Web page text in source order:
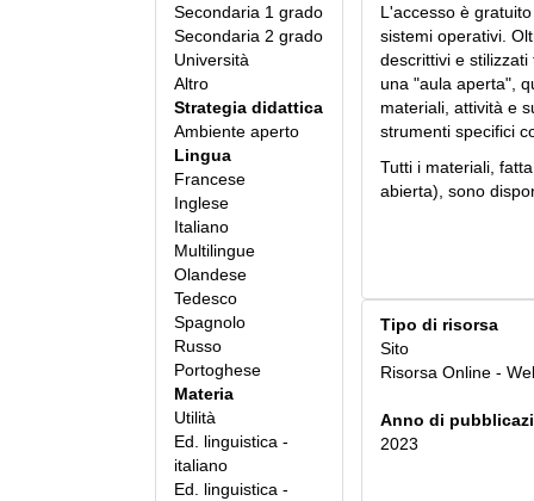
Secondaria 1 grado
Secondaria 2 grado
Università
Altro
Strategia didattica
Ambiente aperto
Lingua
Francese
Inglese
Italiano
Multilingue
Olandese
Tedesco
Spagnolo
Russo
Portoghese
Materia
Utilità
Ed. linguistica -
italiano
Ed. linguistica -
L'accesso è
sistemi operativi.
descrittivi e
una "aula aperta",
materiali, attività e
strumenti specifici
Tutti i materiali,
abierta), sono
Tipo di risorsa
Sito
Risorsa Online -
Anno di
2023